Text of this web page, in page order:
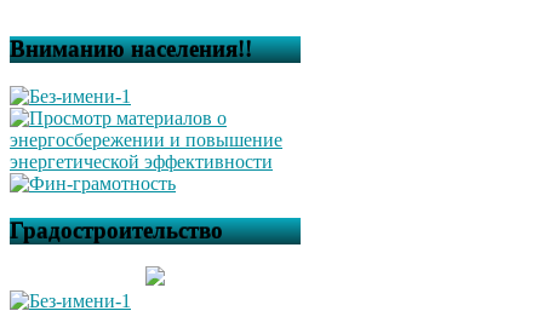
Вниманию населения!!
Градостроительство